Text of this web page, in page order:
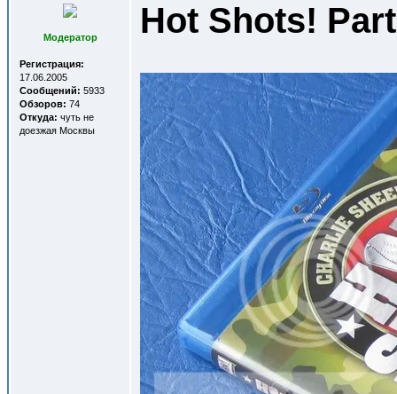
Модератор
Регистрация:
17.06.2005
Сообщений: 5933
Обзоров: 74
Откуда: чуть не
доезжая Москвы
Hot Shots!